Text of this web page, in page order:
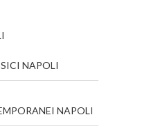
NAPOLI
NAPOLI